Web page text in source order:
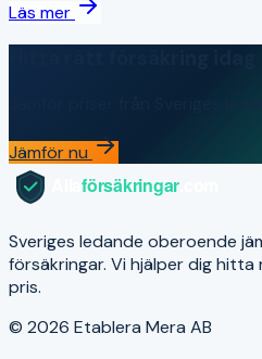
Läs mer
Jämför priser från Sveriges
Jämför nu
Sveriges ledande oberoende
försäkringar. Vi hjälper dig
pris.
© 2026 Etablera Mera AB